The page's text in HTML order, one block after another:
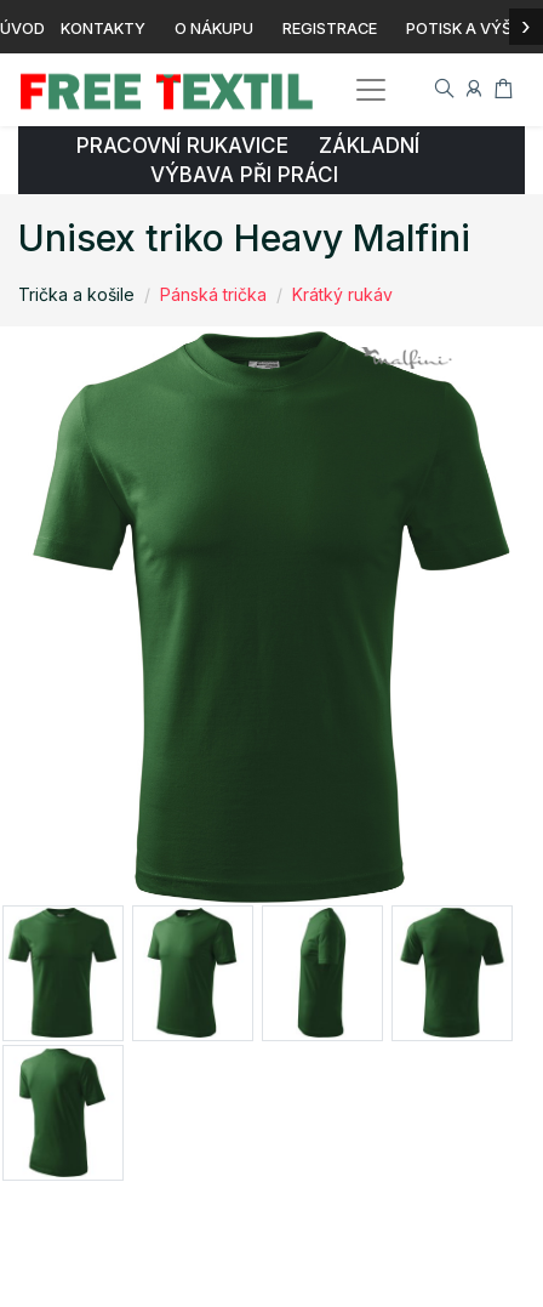
ÚVOD KONTAKTY O NÁKUPU REGISTRACE POTISK A ›
PRACOVNÍ RUKAVICE ZÁKLADNÍ
VÝBAVA PŘI PRÁCI
Unisex triko Heavy Malfini
Trička a košile Pánská trička Krátký rukáv